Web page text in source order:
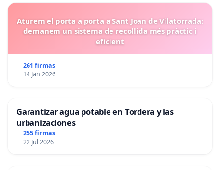
Aturem el porta a porta a Sant Joan de Vilatorrada:
demanem un sistema de recollida més pràctic i
eficient
261 firmas
14 Jan 2026
Garantizar agua potable en Tordera y las
urbanizaciones
255 firmas
22 Jul 2026